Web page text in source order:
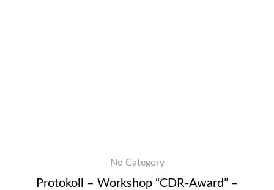
No Category
Protokoll – Workshop “CDR-Award” –